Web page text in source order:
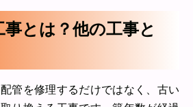
とは？他の工事と
管を修理するだけではなく、古い